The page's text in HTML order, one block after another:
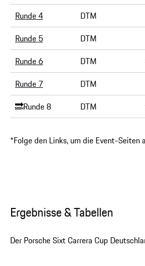
Runde 4
DTM
Runde 5
DTM
Runde 6
DTM
Runde 7
DTM
🔜Runde 8
DTM
*Folge den Links, um die Event-Seiten
Ergebnisse & Tabellen
Der Porsche Sixt Carrera Cup